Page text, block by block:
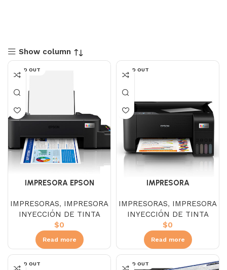
Show column
SOLD OUT
IMPRESORA EPSON
IMPRESORAS, IMPRESORA
INYECCIÓN DE TINTA
$0
Read more
SOLD OUT
IMPRESORA
ECOTANK L3210
IMPRESORAS, IMPRESORA
INYECCIÓN DE TINTA
$0
Read more
SOLD OUT SOLD OUT